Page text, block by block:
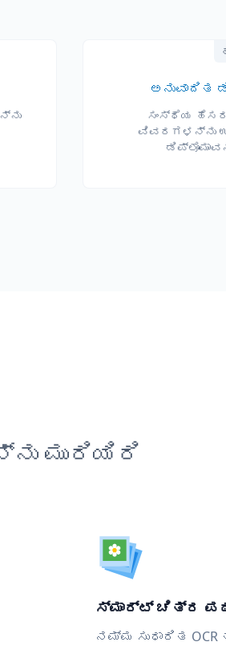
ಅನುವಾದಿತ
ಸಂಸ್ಥೆಯ
ವಿವರಗಳನ್ನು
ಮುರಿಯಿರಿ
ಸ್ಮಾರ್ಟ್ ಚಿತ್ರ
ನಮ್ಮ ಸುಧಾರಿತ OCR